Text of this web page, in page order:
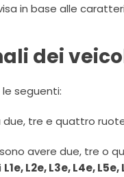
in base alle
dei
seguenti:
tre e quattro
avere due, tre o
L1e, L2e, L3e, L4e, L5e,